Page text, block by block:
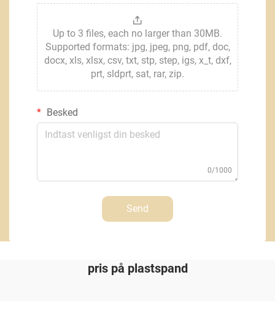
Up to 3 files, each no larger than 30MB.
Supported formats: jpg, jpeg, png, pdf, doc,
docx, xls, xlsx, csv, txt, stp, step, igs, x_t, dxf,
prt, sldprt, sat, rar, zip.
Besked
0/1000
Send
pris på plastspand